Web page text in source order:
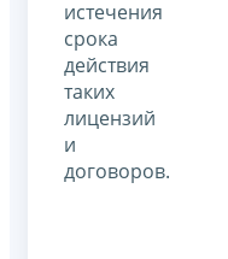
истечения
срока
действия
таких
лицензий
и
договоров.